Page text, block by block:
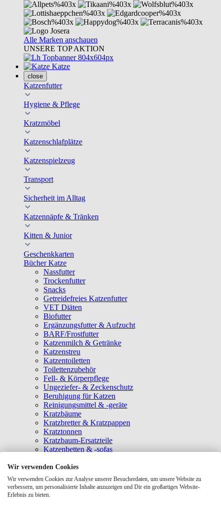
Alle Marken anschauen
UNSERE TOP AKTION
Katze
close
Katzenfutter
Hygiene & Pflege
Kratzmöbel
Katzenschlafplätze
Katzenspielzeug
Transport
Sicherheit im Alltag
Katzennäpfe & Tränken
Kitten & Junior
Geschenkkarten
Bücher Katze
Nassfutter
Trockenfutter
Snacks
Getreidefreies Katzenfutter
VET Diäten
Biofutter
Ergänzungsfutter & Aufzucht
BARF/Frostfutter
Katzenmilch & Getränke
Katzenstreu
Katzentoiletten
Toilettenzubehör
Fell- & Körperpflege
Ungeziefer- & Zeckenschutz
Beruhigung für Katzen
Reinigungsmittel & -geräte
Kratzbäume
Kratzbretter & Kratzpappen
Kratztonnen
Kratzbaum-Ersatzteile
Katzenbetten & -sofas
Katzenhäuser
Hängematten & Fensterliegeplätze
Katzendecken & -matten
Baldrian- & Catnipspielzeug
Wir verwenden Cookies
Wir verwenden Cookies zur Analyse unserer Besucherdaten, um unsere Website zu
verbessern, um personalisierte Inhalte anzuzeigen und Dir ein großartiges Website-
Erlebnis zu bieten.